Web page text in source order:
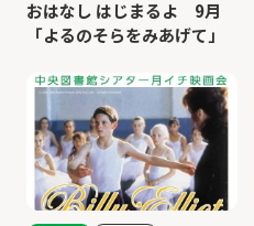
おはなし はじまるよ 9月
「よるのそらをみあげて」